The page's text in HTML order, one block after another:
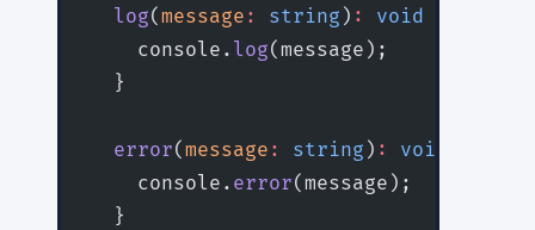
  log
( message : string ) : void
    console.
log(message);
  }
  error
( message : string ) : void
    console.
error(message);
  }